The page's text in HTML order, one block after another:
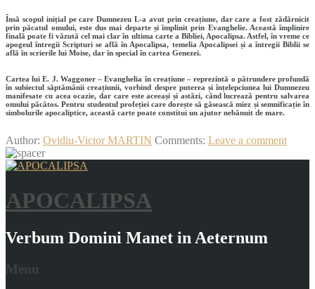
Însă scopul inițial pe care Dumnezeu L-a avut prin creațiune, dar care a fost zădărnicit
prin păcatul omului, este dus mai departe și împlinit prin Evanghelie. Această împlinire
finală poate fi văzută cel mai clar în ultima carte a Bibliei, Apocalipsa. Astfel, în vreme ce
apogeul întregii Scripturi se află în Apocalipsa, temelia Apocalipsei și a întregii Biblii se
află în scrierile lui Moise, dar în special în cartea Genezei.
Cartea lui E. J. Waggoner – Evanghelia în creațiune – reprezintă o pătrundere profundă
în subiectul săptămânii creațiunii, vorbind despre puterea și înțelepciunea lui Dumnezeu
manifesate cu acea ocazie, dar care este aceeași și astăzi, când lucrează pentru salvarea
omului păcătos. Pentru studentul profeției care dorește să găsească miez și semnificație în
simbolurile apocaliptice, această carte poate constitui un ajutor nebănuit de mare.
Author: Ovidiu-Victor MARTIN Comments: Leave a comment
APOCALIPSA
Verbum Domini Manet in Aeternum
Menu